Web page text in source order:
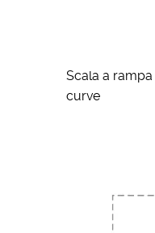
Scala a
curve